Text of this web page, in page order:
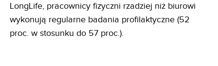
LongLife, pracownicy fizyczni rzadziej niż biurowi
wykonują regularne badania profilaktyczne (52
proc. w stosunku do 57 proc.).